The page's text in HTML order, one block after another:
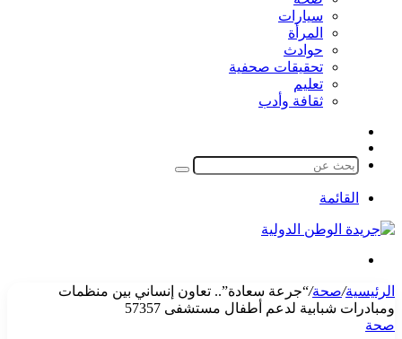
سيارات
المرأة
حوادث
تحقيقات صحفية
تعليم
ثقافة وأدب
المظلم
بحث
القائمة
الرئيسية/صحة/“جرعة سعادة”.. تعاون إنساني بين منظمات
ومبادرات شبابية لدعم أطفال مستشفى 57357
صحة